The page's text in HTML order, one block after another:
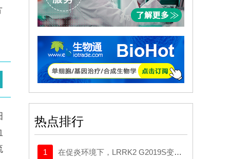
热点排行
1 在促炎环境下，LRRK2 G2019S变异体与帕金森病患者髓系细胞中的转录变化相关